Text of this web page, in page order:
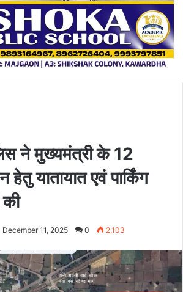
ने मुख्यमंत्री के 12
यातायात एवं पार्किंग
की
December 11, 2025 0 2,103